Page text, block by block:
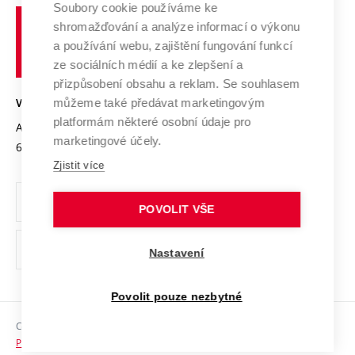
Výzkumné infrastruktury
Transfer znalostí
Open Science
Projekty
Projekty ze strukturálních fondů
Specifický výzkum
Spolupráce se školami
Služby univerzity
Mezinárodní dohody
Univerzitní sítě
Udržitelná univerzita
Podnikavá univerzita / ContriBUTe
Bezpečná univerzita
Vyznamenání
Organizační struktura
Ochrana osobních údajů
odkaz)
Sociální bezpečí
učení
technické
VYSOKÉ UČENÍ TECHNICKÉ V BRNĚ
Antonínská 548/1
602 00 Brno
www.vut.cz
vut@vutbr.cz
Copyright © 2026 VUT
Prohlášení o přístupnosti
Soubory cookie používáme ke
shromažďování a analýze informací o výkonu
a používání webu, zajištění fungování funkcí
ze sociálních médií a ke zlepšení a
přizpůsobení obsahu a reklam. Se souhlasem
můžeme také předávat marketingovým
platformám některé osobní údaje pro
marketingové účely.
Zjistit více
POVOLIT VŠE
Nastavení
Povolit pouze nezbytné